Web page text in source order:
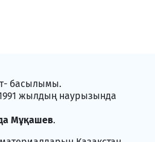
басылымы.
жылдың наурызында
Мұқашев.